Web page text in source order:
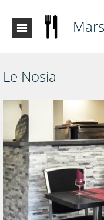
Le Nosia